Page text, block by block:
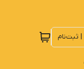
| ثبت‌نام